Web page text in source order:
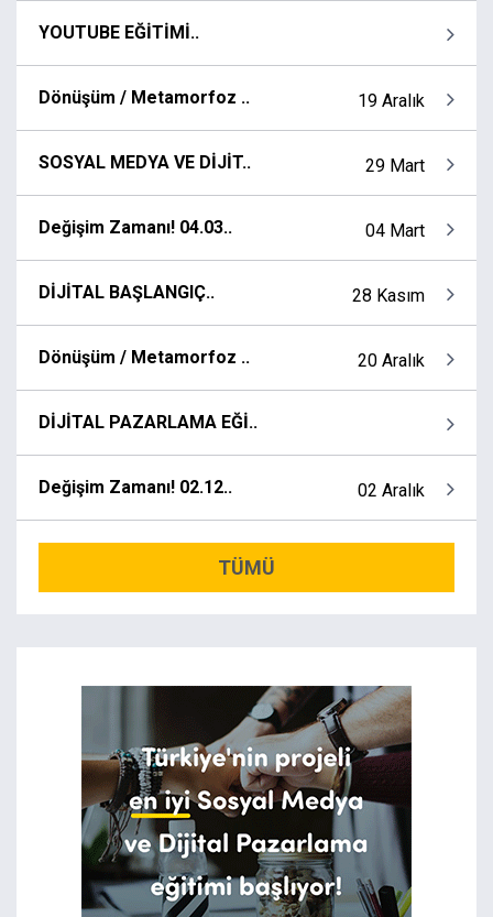
YOUTUBE EĞİTİMİ..
Dönüşüm / Metamorfoz .. 19 Aralık
SOSYAL MEDYA VE DİJİT.. 29 Mart
Değişim Zamanı! 04.03.. 04 Mart
DİJİTAL BAŞLANGIÇ.. 28 Kasım
Dönüşüm / Metamorfoz .. 20 Aralık
DİJİTAL PAZARLAMA EĞİ..
Değişim Zamanı! 02.12.. 02 Aralık
TÜMÜ